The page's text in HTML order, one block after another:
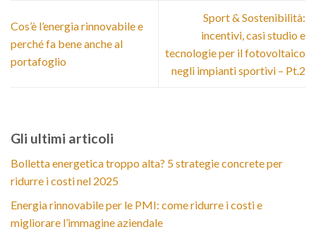
Cos’è l’energia rinnovabile e
perché fa bene anche al
portafoglio
Sport & Sostenibilità:
incentivi, casi studio e
tecnologie per il fotovoltaico
negli impianti sportivi – Pt.2
Gli ultimi articoli
Bolletta energetica troppo alta? 5 strategie concrete per
ridurre i costi nel 2025
Energia rinnovabile per le PMI: come ridurre i costi e
migliorare l’immagine aziendale